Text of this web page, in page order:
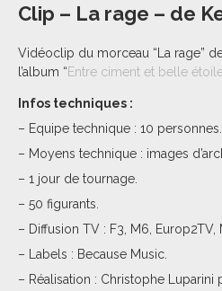
Clip – La rage – de
Vidéoclip du morceau “La rage”
l’album “Entre ciment et belle
Infos techniques :
– Equipe technique : 10 personnes.
– Moyens technique : images
– 1 jour de tournage.
– 50 figurants.
– Diffusion TV : F3, M6, Europ2TV,
– Labels : Because Music.
– Réalisation : Christophe Luparini